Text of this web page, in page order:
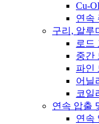
Cu-
연속
구리, 알루
로드
중간
파인
어닐
코일
연속 압출
연속